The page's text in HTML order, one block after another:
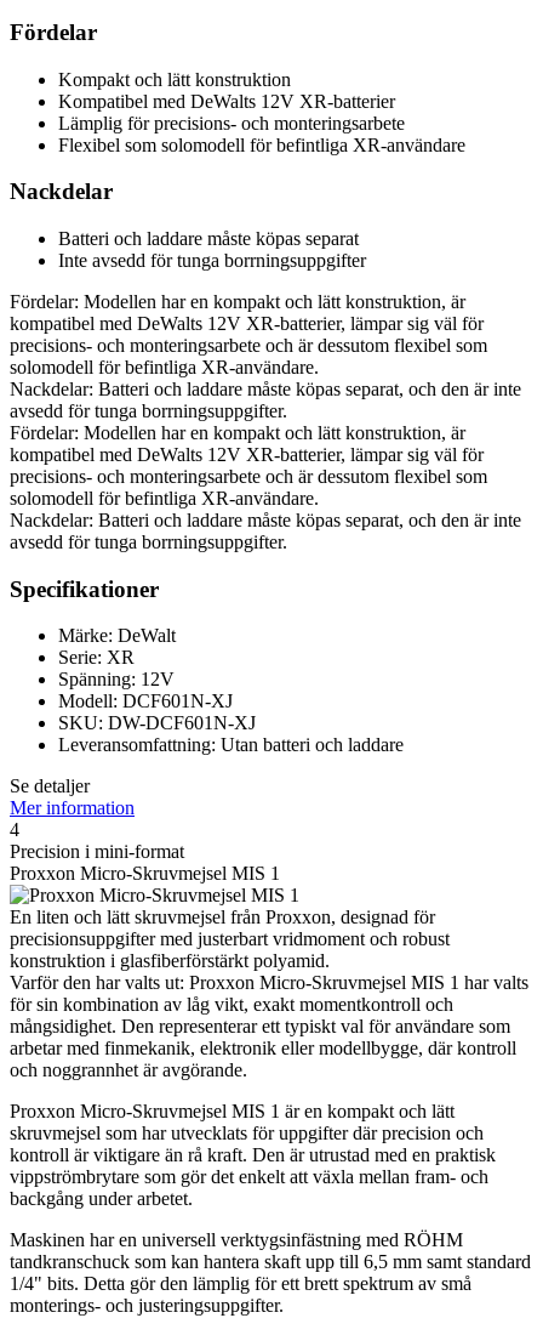
Fördelar
Kompakt och lätt konstruktion
Kompatibel med DeWalts 12V XR-batterier
Lämplig för precisions- och monteringsarbete
Flexibel som solomodell för befintliga XR-användare
Nackdelar
Batteri och laddare måste köpas separat
Inte avsedd för tunga borrningsuppgifter
Fördelar: Modellen har en kompakt och lätt konstruktion, är
kompatibel med DeWalts 12V XR-batterier, lämpar sig väl för
precisions- och monteringsarbete och är dessutom flexibel som
solomodell för befintliga XR-användare.
Nackdelar: Batteri och laddare måste köpas separat, och den är inte
avsedd för tunga borrningsuppgifter.
Fördelar: Modellen har en kompakt och lätt konstruktion, är
kompatibel med DeWalts 12V XR-batterier, lämpar sig väl för
precisions- och monteringsarbete och är dessutom flexibel som
solomodell för befintliga XR-användare.
Nackdelar: Batteri och laddare måste köpas separat, och den är inte
avsedd för tunga borrningsuppgifter.
Specifikationer
Märke: DeWalt
Serie: XR
Spänning: 12V
Modell: DCF601N-XJ
SKU: DW-DCF601N-XJ
Leveransomfattning: Utan batteri och laddare
Se detaljer
Mer information
4
Precision i mini-format
Proxxon Micro-Skruvmejsel MIS 1
En liten och lätt skruvmejsel från Proxxon, designad för
precisionsuppgifter med justerbart vridmoment och robust
konstruktion i glasfiberförstärkt polyamid.
Varför den har valts ut: Proxxon Micro-Skruvmejsel MIS 1 har valts
för sin kombination av låg vikt, exakt momentkontroll och
mångsidighet. Den representerar ett typiskt val för användare som
arbetar med finmekanik, elektronik eller modellbygge, där kontroll
och noggrannhet är avgörande.
Proxxon Micro-Skruvmejsel MIS 1 är en kompakt och lätt
skruvmejsel som har utvecklats för uppgifter där precision och
kontroll är viktigare än rå kraft. Den är utrustad med en praktisk
vippströmbrytare som gör det enkelt att växla mellan fram- och
backgång under arbetet.
Maskinen har en universell verktygsinfästning med RÖHM
tandkranschuck som kan hantera skaft upp till 6,5 mm samt standard
1/4" bits. Detta gör den lämplig för ett brett spektrum av små
monterings- och justeringsuppgifter.